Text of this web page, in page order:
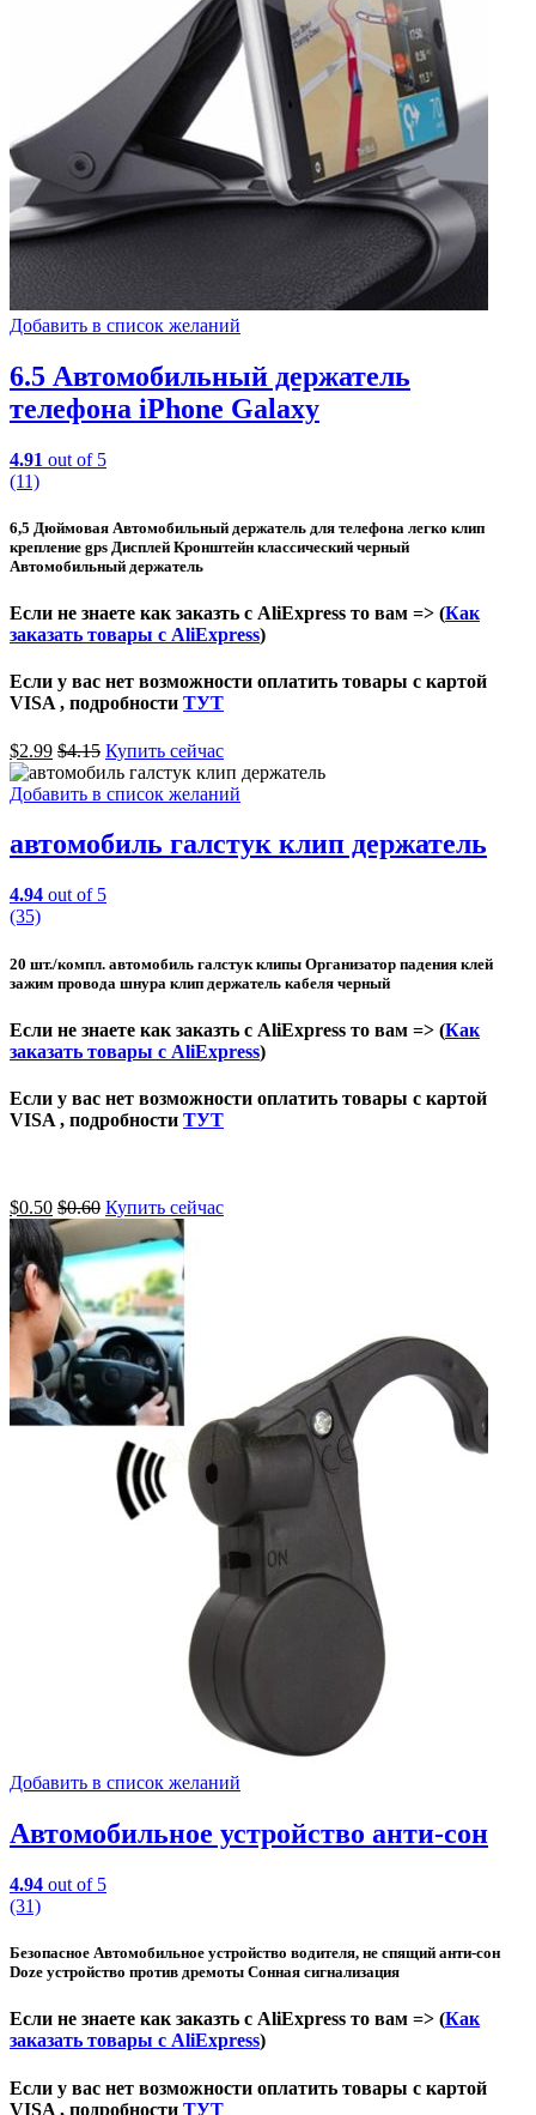
Добавить в список желаний
6.5 Автомобильный держатель
телефона iPhone Galaxy
4.91 out of 5
(11)
6,5 Дюймовая Автомобильный держатель для телефона легко клип
крепление gps Дисплей Кронштейн классический черный
Автомобильный держатель
Если не знаете как заказть с AliExpress то вам => (Как
заказать товары с AliExpress)
Если у вас нет возможности оплатить товары с картой
VISA , подробности ТУТ
$2.99 $4.15 Купить сейчас
Добавить в список желаний
автомобиль галстук клип держатель
4.94 out of 5
(35)
20 шт./компл. автомобиль галстук клипы Организатор падения клей
зажим провода шнура клип держатель кабеля черный
Если не знаете как заказть с AliExpress то вам => (Как
заказать товары с AliExpress)
Если у вас нет возможности оплатить товары с картой
VISA , подробности ТУТ
$0.50 $0.60 Купить сейчас
Добавить в список желаний
Автомобильное устройство анти-сон
4.94 out of 5
(31)
Безопасное Автомобильное устройство водителя, не спящий анти-сон
Doze устройство против дремоты Сонная сигнализация
Если не знаете как заказть с AliExpress то вам => (Как
заказать товары с AliExpress)
Если у вас нет возможности оплатить товары с картой
VISA , подробности ТУТ